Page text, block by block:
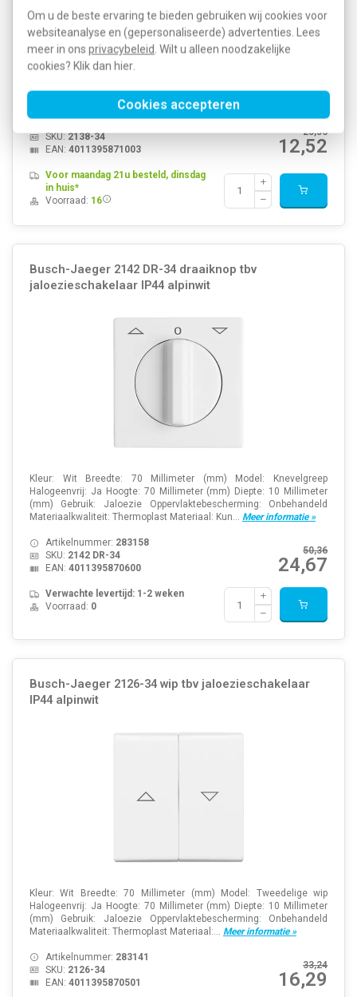
Om u de beste ervaring te bieden gebruiken wij cookies voor
websiteanalyse en (gepersonaliseerde) advertenties. Lees
meer in ons privacybeleid . Wilt u alleen noodzakelijke
cookies? Klik dan hier
Cookies accepteren
Kleur: Wit Breedte: 70 Millimeter (mm) Halogeenvrij: Nee Hoogte: 70
Millimeter (mm) Diepte: 45,5 Millimeter (mm) Gebruik: Blindplaat
Thermoplast Materiaal: Kunststof Bevesti...
25,56
12,52
SKU:2138-34
EAN: 4011395871003
Voor maandag 21u besteld, dinsdag
in huis*
Voorraad: 16
Busch-Jaeger 2142 DR-34 draaiknop tbv
jaloezieschakelaar IP44 alpinwit
Kleur: Wit Breedte: 70 Millimeter (mm) Model: Knevelgreep
Halogeenvrij: Ja Hoogte: 70 Millimeter (mm) Diepte: 10 Millimeter
(mm) Gebruik: Jaloezie Oppervlaktebescherming: Onbehandeld
Materiaalkwaliteit: Thermoplast Materiaal: Kun... Meer informatie »
50,36
24,67
Artikelnummer: 283158
SKU: 2142 DR-34
EAN: 4011395870600
Verwachte levertijd: 1-2 weken
Voorraad: 0
Busch-Jaeger 2126-34 wip tbv jaloezieschakelaar
IP44 alpinwit
Kleur: Wit Breedte: 70 Millimeter (mm) Model: Tweedelige wip
Halogeenvrij: Ja Hoogte: 70 Millimeter (mm) Diepte: 10 Millimeter
(mm) Gebruik: Jaloezie Oppervlaktebescherming: Onbehandeld
Materiaalkwaliteit: Thermoplast Materiaal:... Meer informatie »
33,24
16,29
Artikelnummer: 283141
SKU: 2126-34
EAN: 4011395870501